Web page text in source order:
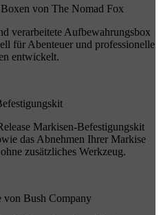
von The Nomad Fox
verarbeitete Aufbewahrungsbox
für Abenteuer und professionelle
entwickelt.
Markisen-Befestigungskit
das Abnehmen Ihrer Markise
zusätzliches Werkzeug.
von Bush Company